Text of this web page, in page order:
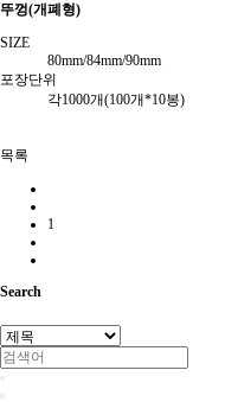
뚜껑(개폐형)
SIZE
80mm/84mm/90mm
포장단위
각1000개(100개*10봉)
목록
1
Search